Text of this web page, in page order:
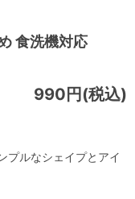
食洗機対応
990円(税込)
プルなシェイプとアイ